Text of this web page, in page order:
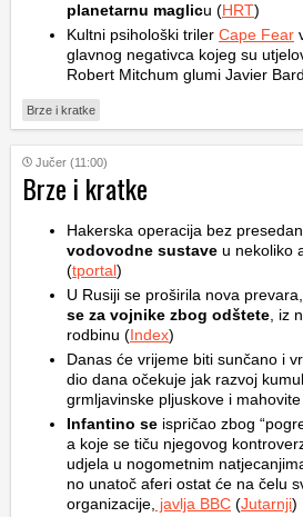
planetarnu maglicu (HRT)
Kultni psihološki triler Cape Fear
glavnog negativca kojeg su
Robert Mitchum glumi Javier
Brze i kratke
Jučer (11:00)
Brze i kratke
Hakerska operacija bez
vodovodne sustave u nekoliko
(tportal)
U Rusiji se proširila nova prevara,
se za vojnike zbog odštete , iz
rodbinu (Index)
Danas će vrijeme biti sunčano i
dio dana očekuje jak razvoj
grmljavinske pljuskove i
Infantino se ispričao zbog
a koje se tiču njegovog
udjela u nogometnim
no unatoč aferi ostat će na čelu
organizacije, javlja BBC (Jutarnji)